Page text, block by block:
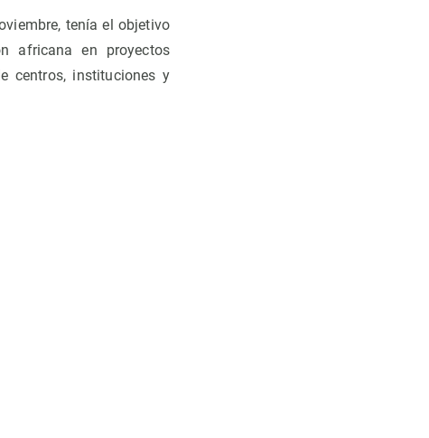
tenía el objetivo
africana en proyectos
centros, instituciones y